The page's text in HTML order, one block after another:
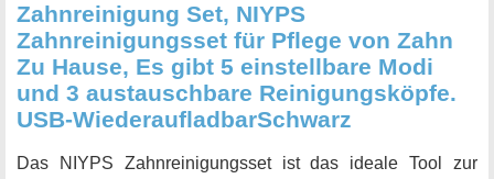
Zahnreinigung Set, NIYPS
Zahnreinigungsset für Pflege von Zahn
Zu Hause, Es gibt 5 einstellbare Modi
und 3 austauschbare Reinigungsköpfe.
USB-WiederaufladbarSchwarz
Das NIYPS Zahnreinigungsset ist das ideale Tool zur